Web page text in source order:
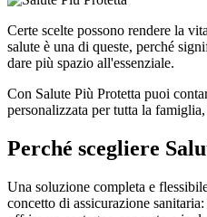
Certe scelte possono rendere la
salute è una di queste, perché
dare più spazio all'essenziale.
Con Salute Più Protetta puoi
personalizzata per tutta la
Perché scegliere
Una soluzione completa e
concetto di assicurazione